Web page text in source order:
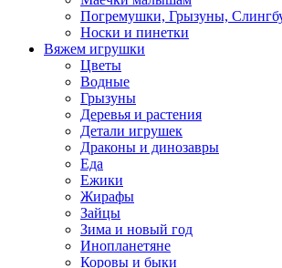
Погремушки, Грызуны,
Носки и пинетки
Вяжем игрушки
Цветы
Водные
Грызуны
Деревья и растения
Детали игрушек
Драконы и динозавры
Еда
Ежики
Жирафы
Зайцы
Зима и новый год
Инопланетяне
Коровы и быки